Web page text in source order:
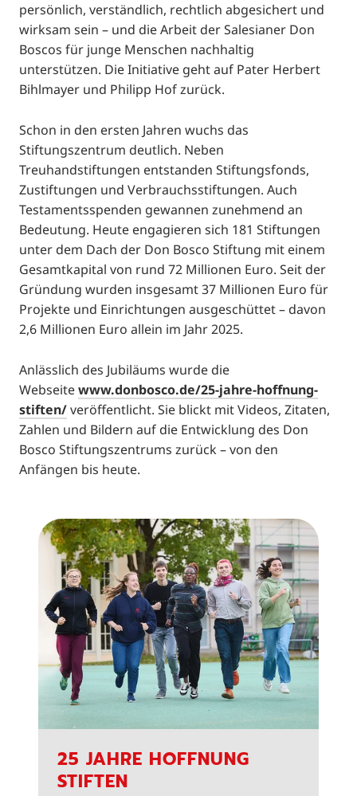
persönlich, verständlich, rechtlich abgesichert und
wirksam sein – und die Arbeit der Salesianer Don
Boscos für junge Menschen nachhaltig
unterstützen. Die Initiative geht auf Pater Herbert
Bihlmayer und Philipp Hof zurück.
Schon in den ersten Jahren wuchs das
Stiftungszentrum deutlich. Neben
Treuhandstiftungen entstanden Stiftungsfonds,
Zustiftungen und Verbrauchsstiftungen. Auch
Testamentsspenden gewannen zunehmend an
Bedeutung. Heute engagieren sich 181 Stiftungen
unter dem Dach der Don Bosco Stiftung mit einem
Gesamtkapital von rund 72 Millionen Euro. Seit der
Gründung wurden insgesamt 37 Millionen Euro für
Projekte und Einrichtungen ausgeschüttet – davon
2,6 Millionen Euro allein im Jahr 2025.
Anlässlich des Jubiläums wurde die
Webseitewww.donbosco.de/25-jahre-hoffnung-
stiften/veröffentlicht. Sie blickt mit Videos, Zitaten,
Zahlen und Bildern auf die Entwicklung des Don
Bosco Stiftungszentrums zurück – von den
Anfängen bis heute.
25 JAHRE HOFFNUNG
STIFTEN